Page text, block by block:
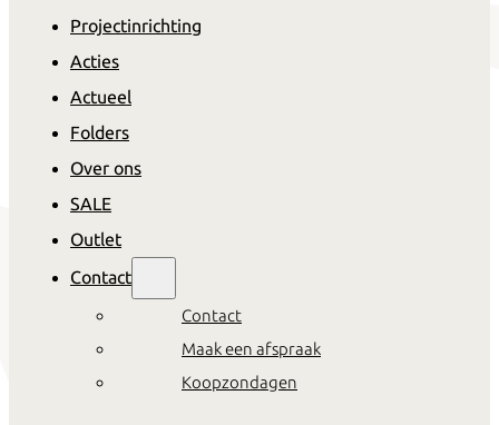
Projectinrichting
Acties
Actueel
Folders
Over ons
SALE
Outlet
Contact
Contact
Maak een afspraak
Koopzondagen